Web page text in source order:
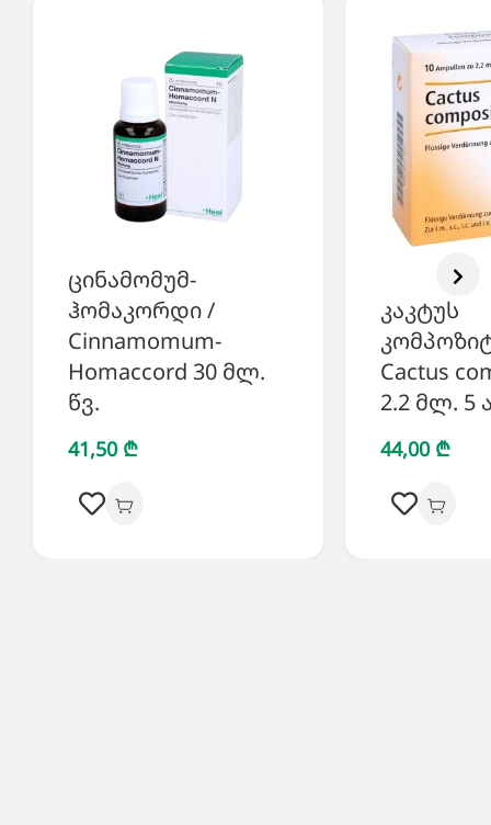
ცინამომუმ-
ჰომაკორდი /
Cinnamomum-
Homaccord 30 მლ.
წვ.
41,50 ₾
კაკტუს
Cactus
2.2 მლ. 5
44,00 ₾